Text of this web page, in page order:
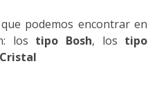
podemos encontrar en
los tipo Bosh, los tipo